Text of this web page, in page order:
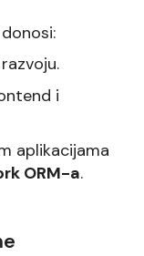
i
aplikacijama
ORM-a.